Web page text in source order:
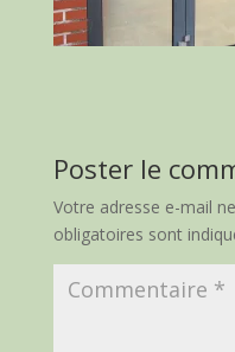
Poster le
Votre adresse e-mail
obligatoires sont